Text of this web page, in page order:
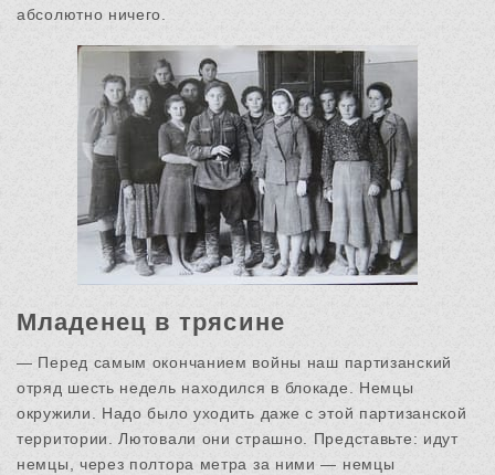
абсолютно ничего.
Младенец в трясине
— Перед самым окончанием войны наш партизанский
отряд шесть недель находился в блокаде. Немцы
окружили. Надо было уходить даже с этой партизанской
территории. Лютовали они страшно. Представьте: идут
немцы, через полтора метра за ними — немцы